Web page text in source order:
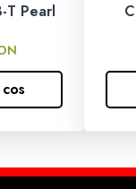
electrica
T Pearl